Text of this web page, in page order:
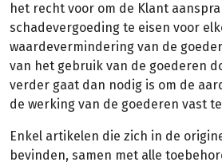
het recht voor om de Klant
schadevergoeding te eisen voor
waardevermindering van de
van het gebruik van de goederen
verder gaat dan nodig is om de
de werking van de goederen vast
Enkel artikelen die zich in de
bevinden, samen met alle